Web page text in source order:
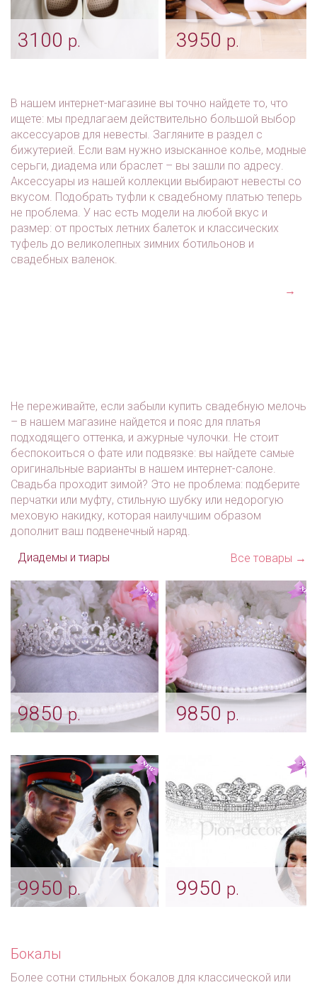
3100 р. 3950 р.
В нашем интернет-магазине вы точно найдете то, что
ищете: мы предлагаем действительно большой выбор
аксессуаров для невесты. Загляните в раздел с
бижутерией. Если вам нужно изысканное колье, модные
серьги, диадема или браслет – вы зашли по адресу.
Аксессуары из нашей коллекции выбирают невесты со
вкусом. Подобрать туфли к свадебному платью теперь
не проблема. У нас есть модели на любой вкус и
размер: от простых летних балеток и классических
туфель до великолепных зимних ботильонов и
свадебных валенок.
→
Не переживайте, если забыли купить свадебную мелочь
– в нашем магазине найдется и пояс для платья
подходящего оттенка, и ажурные чулочки. Не стоит
беспокоиться о фате или подвязке: вы найдете самые
оригинальные варианты в нашем интернет-салоне.
Свадьба проходит зимой? Это не проблема: подберите
перчатки или муфту, стильную шубку или недорогую
меховую накидку, которая наилучшим образом
дополнит ваш подвенечный наряд.
Все товары →
Диадемы и тиары
9850р.
«Heart»
Арт: diad_0361
9850р.
9950 р.
Swarovski и цирконами
9950 р.
Бокалы
Более сотни стильных бокалов для классической или